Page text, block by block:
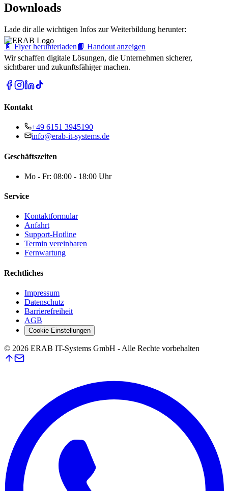
Downloads
Lade dir alle wichtigen Infos zur Weiterbildung herunter:
📄 Flyer herunterladen📘 Handout anzeigen
Wir schaffen digitale Lösungen, die Unternehmen sicherer,
sichtbarer und zukunftsfähiger machen.
Kontakt
+49 6151 3945190
info@erab-it-systems.de
Geschäftszeiten
Mo - Fr: 08:00 - 18:00 Uhr
Service
Kontaktformular
Anfahrt
Support-Hotline
Termin vereinbaren
Fernwartung
Rechtliches
Impressum
Datenschutz
Barrierefreiheit
AGB
Cookie-Einstellungen
© 2026 ERAB IT-Systems GmbH - Alle Rechte vorbehalten